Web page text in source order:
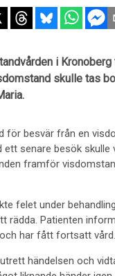
i
skulle tas
för besvär från en
senare besök skulle
framför
felet under
rädda. Patienten
har fått fortsatt vård.
händelsen och